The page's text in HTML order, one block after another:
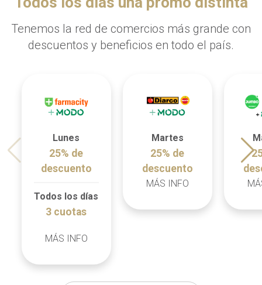
Tenemos la red de comercios más grande con
descuentos y beneficios en todo el país.
Lunes
25% de
descuento
Todos los días
3 cuotas
MÁS INFO
Martes
25% de
descuento
MÁS INFO